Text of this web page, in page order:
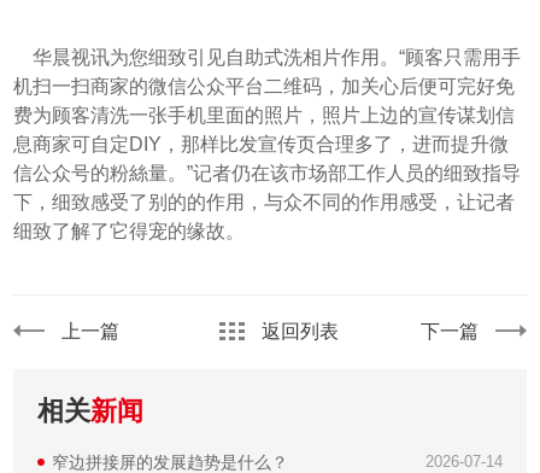
华晨视讯为您细致引见自助式洗相片作用。“顾客只需用手
机扫一扫商家的微信公众平台二维码，加关心后便可完好免
费为顾客清洗一张手机里面的照片，照片上边的宣传谋划信
息商家可自定DIY，那样比发宣传页合理多了，进而提升微
信公众号的粉絲量。”记者仍在该市场部工作人员的细致指导
下，细致感受了别的的作用，与众不同的作用感受，让记者
细致了解了它得宠的缘故。
上一篇 返回列表 下一篇
相关新闻
2026-07-14
窄边拼接屏的发展趋势是什么？